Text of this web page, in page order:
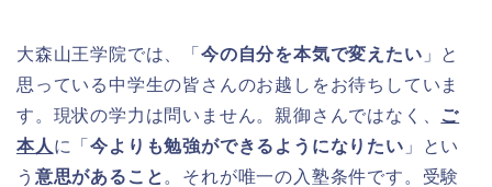
大森山王学院では、「 今の自分を本気で変えたい 」と
思っている中学生の皆さんのお越しをお待ちしていま
す。現状の学力は問いません。親御さんではなく、 ご
本人 に「今よりも勉強ができるようになりたい 」とい
う 意思があること 。それが唯一の入塾条件です。受験